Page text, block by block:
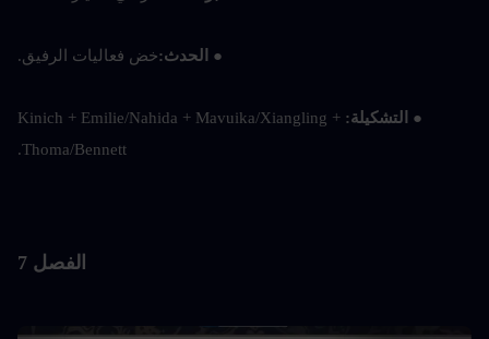
● الحدث:خض فعاليات الرفيق.
● التشكيلة: Kinich + Emilie/Nahida + Mavuika/Xiangling +
Thoma/Bennett.
الفصل 7